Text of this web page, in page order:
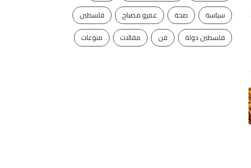
سياسة
صحة عمرو مصباح
فلسطين
فلسطين دولة
فن مقالات منوعات